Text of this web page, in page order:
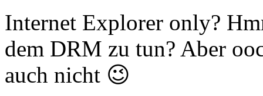
Internet Explorer only?
dem DRM zu tun? Aber
auch nicht 😉